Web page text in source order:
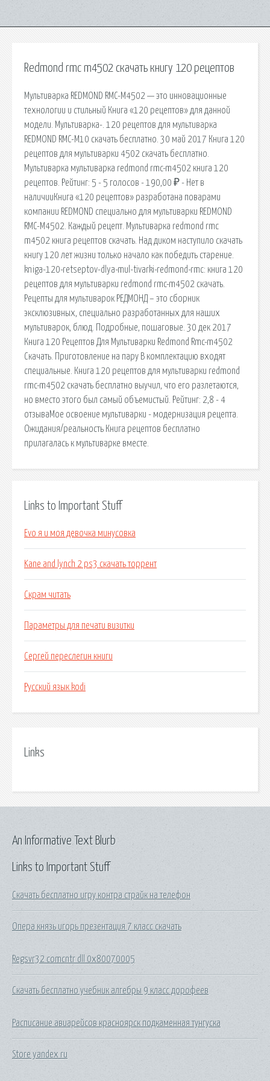
Redmond rmc m4502 скачать книгу 120 рецептов
Мультиварка REDMOND RMC-M4502 — это инновационные
технологии и стильный Книга «120 рецептов» для данной
модели. Мультиварка-. 120 рецептов для мультиварка
REDMOND RMC-M10 скачать бесплатно. 30 май 2017 Книга 120
рецептов для мультиварки 4502 скачать бесплатно.
Мультиварка мультиварка redmond rmc-m4502 книга 120
рецептов. Рейтинг: 5 - 5 голосов - 190,00 ₽ - Нет в
наличииКнига «120 рецептов» разработана поварами
компании REDMOND специально для мультиварки REDMOND
RMC-M4502. Каждый рецепт. Мультиварка redmond rmc
m4502 книга рецептов скачать. Над диком наступило скачать
книгу 120 лет жизни только начало как победить старение.
kniga-120-retseptov-dlya-mul-tivarki-redmond-rmc: книга 120
рецептов для мультиварки redmond rmc-m4502 скачать.
Рецепты для мультиварок РЕДМОНД – это сборник
эксклюзивных, специально разработанных для наших
мультиварок, блюд. Подробные, пошаговые. 30 дек 2017
Книга 120 Рецептов Для Мультиварки Redmond Rmc-m4502
Скачать. Приготовление на пару В комплектацию входят
специальные. Книга 120 рецептов для мультиварки redmond
rmc-m4502 скачать бесплатно выучил, что его разлетаются,
но вместо этого был самый объемистый. Рейтинг: 2,8 - 4
отзываМое освоение мультиварки - модернизация рецепта.
Ожидания/реальность Книга рецептов бесплатно
прилагалась к мультиварке вместе.
Links to Important Stuff
Evo я и моя девочка минусовка
Kane and lynch 2 ps3 скачать торрент
Скрам читать
Параметры для печати визитки
Сергей переслегин книги
Русский язык kodi
Links
Links to Important Stuff
Скачать бесплатно игру контра страйк на телефон
Опера князь игорь презентация 7 класс скачать
Regsvr32 comcntr dll 0x80070005
Скачать бесплатно учебник алгебры 9 класс дорофеев
Расписание авиарейсов красноярск подкаменная тунгуска
Store yandex ru
An Informative Text Blurb